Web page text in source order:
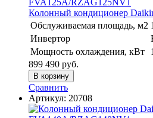
Колонный кондиционер
Обслуживаемая площадь, м2
Инвертор
Мощность охлаждения, кВт
899 490 руб.
В корзину
Сравнить
Артикул: 20708